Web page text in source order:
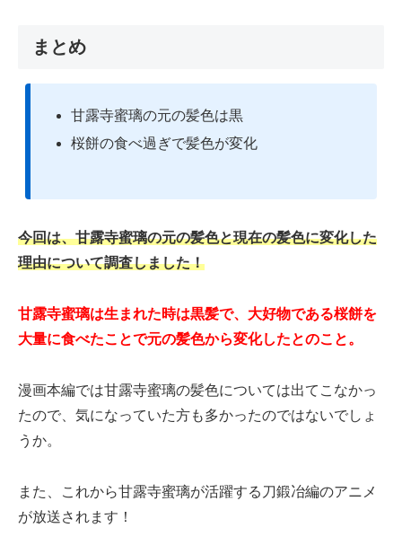
まとめ
甘露寺蜜璃の元の髪色は黒
桜餅の食べ過ぎで髪色が変化
今回は、甘露寺蜜璃の元の髪色と現在の髪色に変化した
理由について調査しました！
甘露寺蜜璃は生まれた時は黒髪で、大好物である桜餅を
大量に食べたことで元の髪色から変化したとのこと。
漫画本編では甘露寺蜜璃の髪色については出てこなかっ
たので、気になっていた方も多かったのではないでしょ
うか。
また、これから甘露寺蜜璃が活躍する刀鍛冶編のアニメ
が放送されます！